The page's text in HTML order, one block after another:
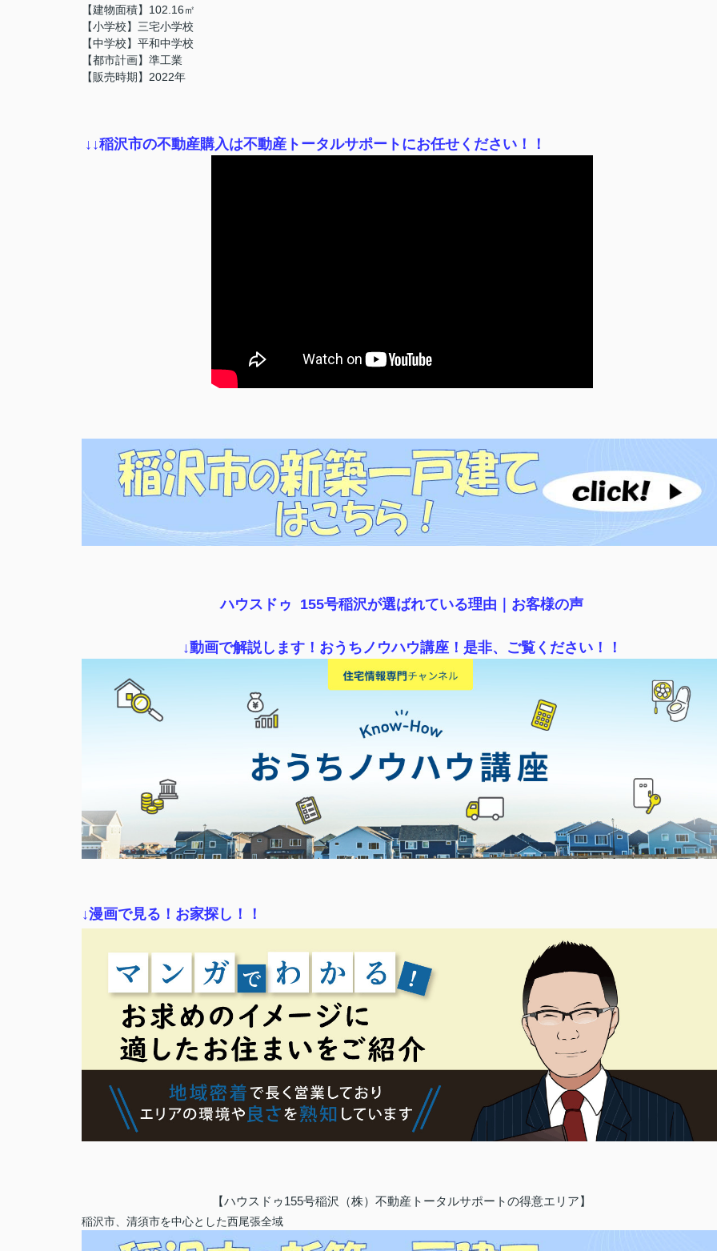
【建物面積】102.16㎡
【小学校】三宅小学校
【中学校】平和中学校
【都市計画】準工業
【販売時期】2022年
↓ ↓稲沢市の不動産購入は不動産トータルサポートにお任せください！！
ハウスドゥ 155号稲沢が選ばれている理由｜ お客様の声
↓動画で解説します！おうちノウハウ講座！是非、ご覧ください！！
↓漫画で見る！お家探し！！
【ハウスドゥ155号稲沢（株）不動産トータルサポートの得意エリア】
稲沢市、清須市を中心とした西尾張全域